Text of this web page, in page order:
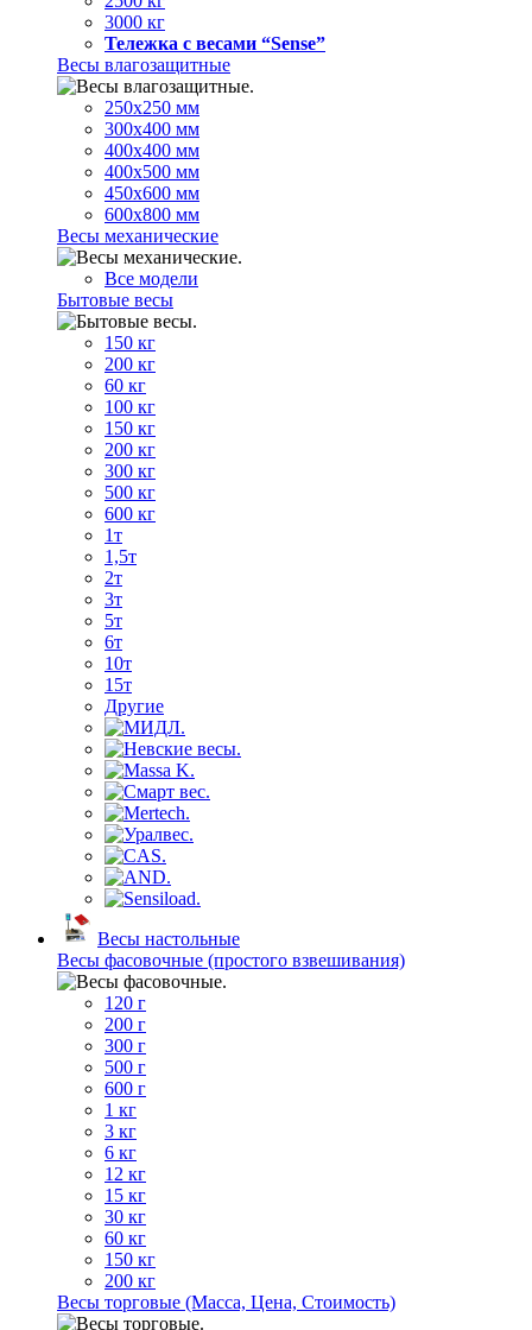
3000 кг
Тележка с весами “Sense”
Весы влагозащитные
250х250 мм
300х400 мм
400х400 мм
400х500 мм
450х600 мм
600х800 мм
Весы механические
Все модели
Бытовые весы
150 кг
200 кг
60 кг
100 кг
150 кг
200 кг
300 кг
500 кг
600 кг
1т
1,5т
2т
3т
5т
6т
10т
15т
Другие
Весы настольные
Весы фасовочные (простого взвешивания)
120 г
200 г
300 г
500 г
600 г
1 кг
3 кг
6 кг
12 кг
15 кг
30 кг
60 кг
150 кг
200 кг
Весы торговые (Масса, Цена, Стоимость)